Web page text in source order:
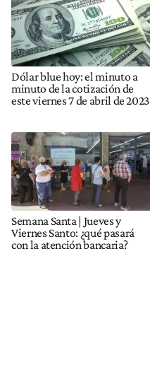
Dólar blue hoy: el minuto a
minuto de la cotización de
este viernes 7 de abril de 2023
Semana Santa | Jueves y
Viernes Santo: ¿qué pasará
con la atención bancaria?